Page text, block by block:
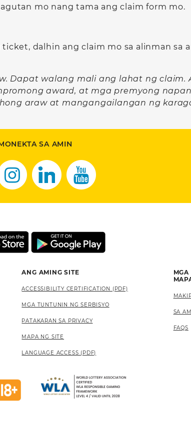
mo nang tama ang claim form mo.
dalhin ang claim mo sa alinman sa
Dapat walang mali ang lahat ng claim.
award, at mga premyong
araw at mangangailangan ng
SA AMIN
ANG AMING SITE
ACCESSIBILITY CERTIFICATION (PDF)
MGA TUNTUNIN NG SERBISYO
PATAKARAN SA PRIVACY
MAPA NG SITE
LANGUAGE ACCESS (PDF)
MGA
SA
FAQS